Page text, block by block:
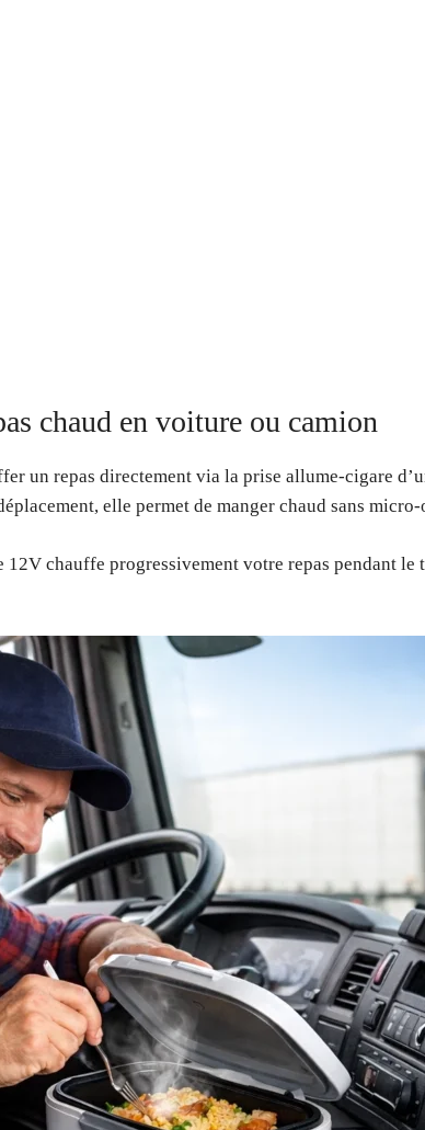
chaud en voiture ou camion
un repas directement via la prise allume-cigare
elle permet de manger chaud sans micro-
chauffe progressivement votre repas pendant